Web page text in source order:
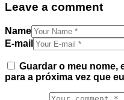
Leave a comment
Name
E-mail
Guardar o meu nome,
para a próxima vez que